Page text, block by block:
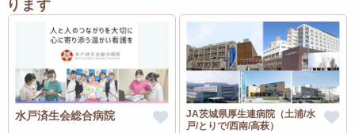
ります
水戸済生会総合病院
JA茨城県厚生連病院（土浦/水
戸/とりで/西南/高萩）